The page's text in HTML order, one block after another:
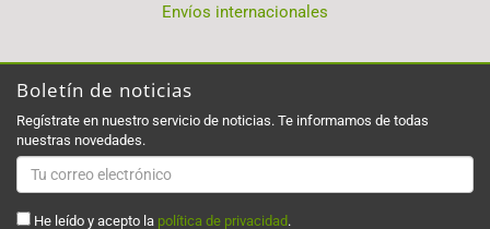
Envíos internacionales
Boletín de noticias
Regístrate en nuestro servicio de noticias. Te informamos de todas
nuestras novedades.
He leído y acepto la política de privacidad .